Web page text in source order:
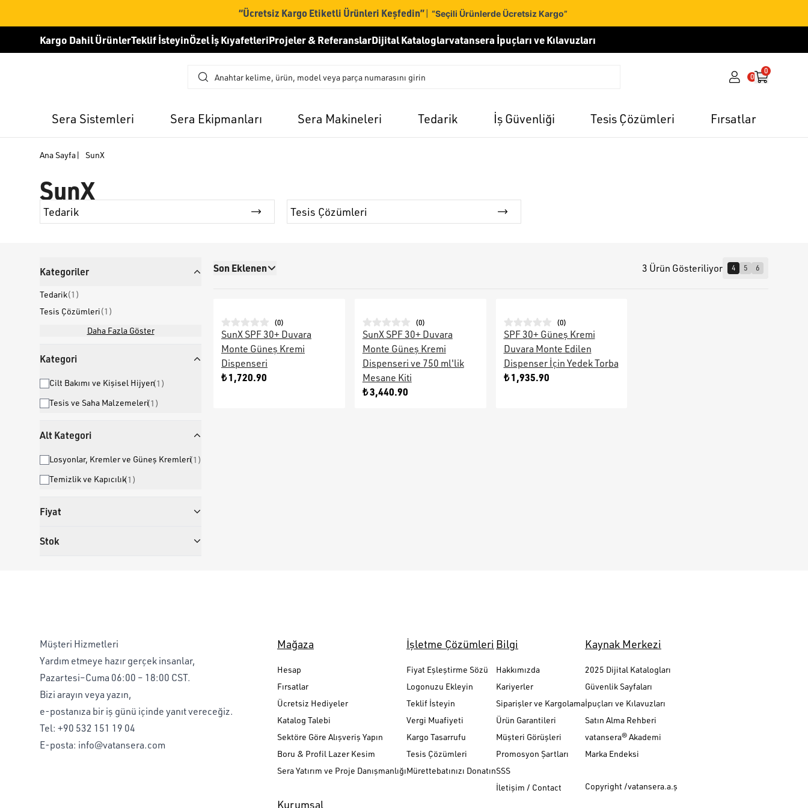
“Ücretsiz Kargo Etiketli Ürünleri Keşfedin”| “Seçili Ürünlerde Ücretsiz Kargo”
Kargo Dahil ÜrünlerTeklif İsteyinÖzel İş KıyafetleriProjeler & ReferanslarDijital Kataloglarvatansera İpuçları ve Kılavuzları
0
0
Sera Sistemleri Sera Ekipmanları Sera Makineleri Tedarik İş Güvenliği Tesis Çözümleri Fırsatlar
Ana Sayfa| SunX
SunX
Tedarik Tesis Çözümleri
Kategoriler
Tedarik(1 )
Tesis Çözümleri(1 )
Daha Fazla Göster
Kategori
Cilt Bakımı ve Kişisel Hijyen(1 )
Tesis ve Saha Malzemeleri(1 )
Alt Kategori
Losyonlar, Kremler ve Güneş Kremleri(1 )
Temizlik ve Kapıcılık(1 )
Fiyat
Stok
Son Eklenen 3 Ürün Gösteriliyor 4 5 6
(0)
SunX SPF 30+ Duvara
Monte Güneş Kremi
Dispenseri
₺ 1,720.90
(0)
SunX SPF 30+ Duvara
Monte Güneş Kremi
Dispenseri ve 750 ml'lik
Mesane Kiti
₺ 3,440.90
(0)
SPF 30+ Güneş Kremi
Duvara Monte Edilen
Dispenser İçin Yedek Torba
₺ 1,935.90
Müşteri Hizmetleri
Yardım etmeye hazır gerçek insanlar,
Pazartesi–Cuma 06:00 – 18:00 CST.
Bizi arayın veya yazın,
e-postanıza bir iş günü içinde yanıt vereceğiz.
Tel: +90 532 151 19 04
E-posta: info@vatansera.com
Mağaza
Hesap
Fırsatlar
Ücretsiz Hediyeler
Katalog Talebi
Sektöre Göre Alışveriş Yapın
Boru & Profil Lazer Kesim
Sera Yatırım ve Proje Danışmanlığı
İşletme Çözümleri
Fiyat Eşleştirme Sözü
Logonuzu Ekleyin
Teklif İsteyin
Vergi Muafiyeti
Kargo Tasarrufu
Tesis Çözümleri
Mürettebatınızı Donatın
Bilgi
Hakkımızda
Kariyerler
Siparişler ve Kargolama
Ürün Garantileri
Müşteri Görüşleri
Promosyon Şartları
SSS
İletişim / Contact
Kaynak Merkezi
2025 Dijital Katalogları
Güvenlik Sayfaları
İpuçları ve Kılavuzları
Satın Alma Rehberi
vatansera® Akademi
Marka Endeksi
Copyright /vatansera.a.ş
Kurumsal